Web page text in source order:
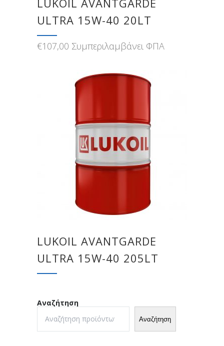
LUKOIL AVANTGARDE
ULTRA 15W-40 20LT
€107,00 Συμπεριλαμβάνει ΦΠΑ
LUKOIL AVANTGARDE
ULTRA 15W-40 205LT
Αναζήτηση
Αναζήτηση